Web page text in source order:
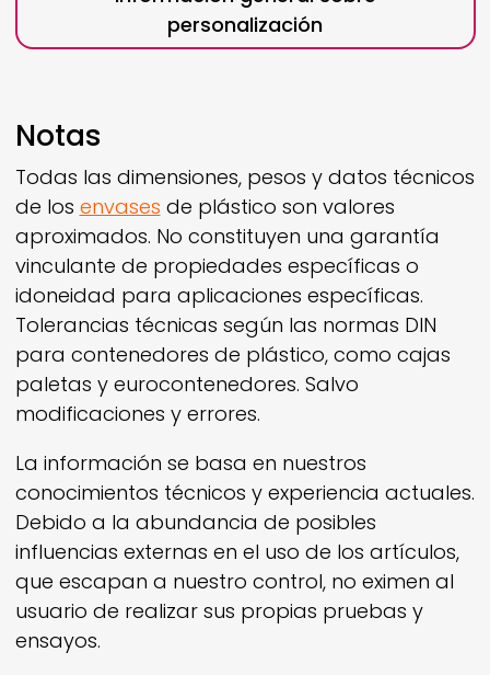
personalización
Notas
Todas las dimensiones, pesos y datos técnicos
de los envases de plástico son valores
aproximados. No constituyen una garantía
vinculante de propiedades específicas o
idoneidad para aplicaciones específicas.
Tolerancias técnicas según las normas DIN
para contenedores de plástico, como cajas
paletas y eurocontenedores. Salvo
modificaciones y errores.
La información se basa en nuestros
conocimientos técnicos y experiencia actuales.
Debido a la abundancia de posibles
influencias externas en el uso de los artículos,
que escapan a nuestro control, no eximen al
usuario de realizar sus propias pruebas y
ensayos.